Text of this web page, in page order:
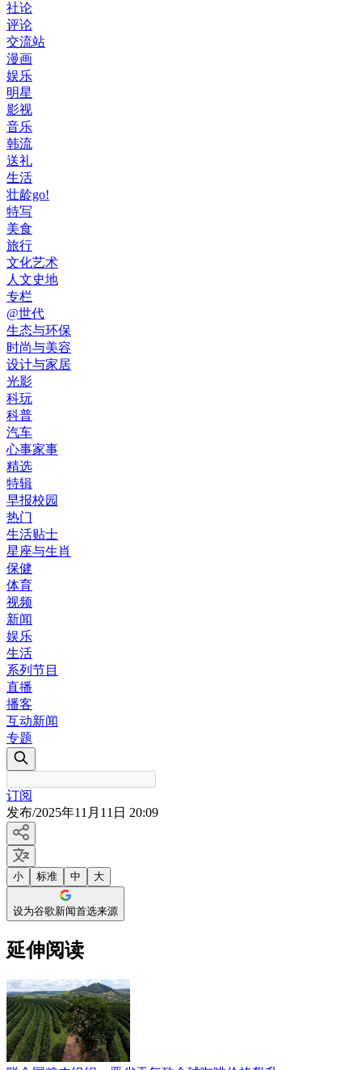
社论
评论
交流站
漫画
娱乐
明星
影视
音乐
韩流
送礼
生活
壮龄go!
特写
美食
旅行
文化艺术
人文史地
专栏
@世代
生态与环保
时尚与美容
设计与家居
光影
科玩
科普
汽车
心事家事
精选
特辑
早报校园
热门
生活贴士
星座与生肖
保健
体育
视频
新闻
娱乐
生活
系列节目
直播
播客
互动新闻
专题
订阅
发布/2025年11月11日 20:09
小 标准 中 大
设为谷歌新闻首选来源
延伸阅读